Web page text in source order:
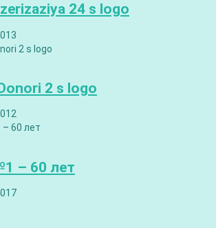
24 s logo
2 s logo
– 60 лет